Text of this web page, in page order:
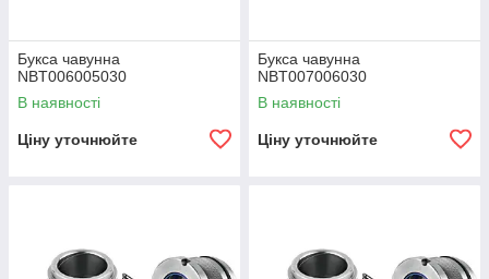
Букса чавунна
NBT006005030
В наявності
Ціну уточнюйте
Букса чавунна
NBT007006030
В наявності
Ціну уточнюйте